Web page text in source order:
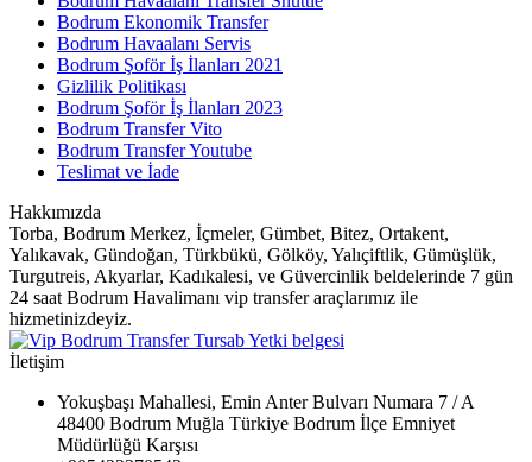
Bodrum Ekonomik Transfer
Bodrum Havaalanı Servis
Bodrum Şoför İş İlanları 2021
Gizlilik Politikası
Bodrum Şoför İş İlanları 2023
Bodrum Transfer Vito
Bodrum Transfer Youtube
Teslimat ve İade
Hakkımızda
Torba, Bodrum Merkez, İçmeler, Gümbet, Bitez, Ortakent,
Yalıkavak, Gündoğan, Türkbükü, Gölköy, Yalıçiftlik, Gümüşlük,
Turgutreis, Akyarlar, Kadıkalesi, ve Güvercinlik beldelerinde 7 gün
24 saat Bodrum Havalimanı vip transfer araçlarımız ile
hizmetinizdeyiz.
İletişim
Yokuşbaşı Mahallesi, Emin Anter Bulvarı Numara 7 / A
48400 Bodrum Muğla Türkiye Bodrum İlçe Emniyet
Müdürlüğü Karşısı